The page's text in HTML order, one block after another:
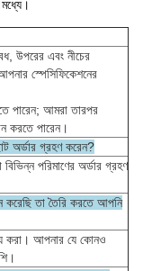
উপরের এবং নীচের
স্পেসিফিকেশনের
পারেন; আমরা তারপর
করতে পারেন।
অর্ডার গ্রহণ করেন?
পরিমাণের অর্ডার গ্রহণ
তা তৈরি করতে আপনি
করা। আপনার যে কোনও